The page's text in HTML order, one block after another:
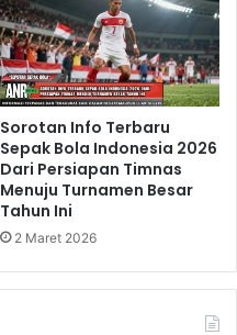
Sorotan Info Terbaru
Sepak Bola Indonesia 2026
Dari Persiapan Timnas
Menuju Turnamen Besar
Tahun Ini
2 Maret 2026